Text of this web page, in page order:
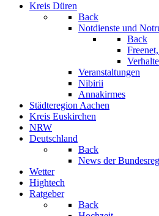
Kreis Düren
Back
Notdienste und
Back
Veranstaltungen
Nibirii
Annakirmes
Städteregion Aachen
Kreis Euskirchen
NRW
Deutschland
Back
News der
Wetter
Hightech
Ratgeber
Back